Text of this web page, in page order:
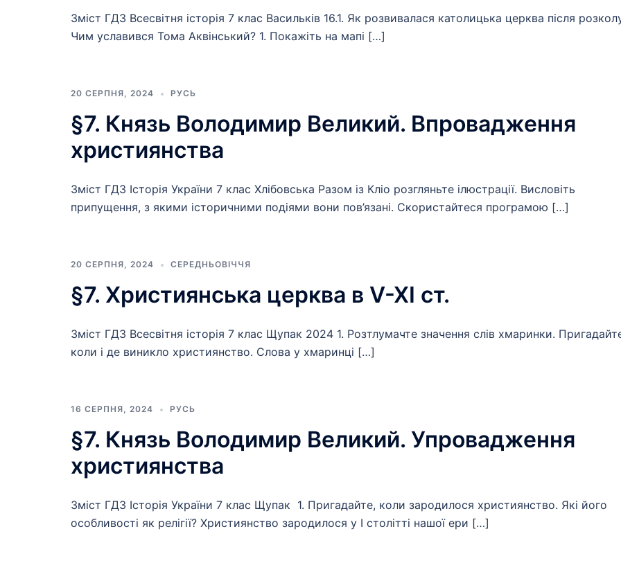
Зміст ГДЗ Всесвітня історія 7 клас Васильків 16.1. Як розвивалася католицька церква після
Чим уславився Тома Аквінський? 1. Покажіть на мапі […]
20 СЕРПНЯ, 2024 РУСЬ
§7. Князь Володимир Великий. Впровадження
християнства
Зміст ГДЗ Історія України 7 клас Хлібовська Разом із Кліо розгляньте ілюстрації. Висловіть
припущення, з якими історичними подіями вони пов’язані. Скористайтеся програмою […]
20 СЕРПНЯ, 2024 СЕРЕДНЬОВІЧЧЯ
§7. Християнська церква в V-XI ст.
Зміст ГДЗ Всесвітня історія 7 клас Щупак 2024 1. Розтлумачте значення слів хмаринки.
коли і де виникло християнство. Слова у хмаринці […]
16 СЕРПНЯ, 2024 РУСЬ
§7. Князь Володимир Великий. Упровадження
християнства
Зміст ГДЗ Історія України 7 клас Щупак 1. Пригадайте, коли зародилося християнство. Які його
особливості як релігії? Християнство зародилося у I столітті нашої ери […]